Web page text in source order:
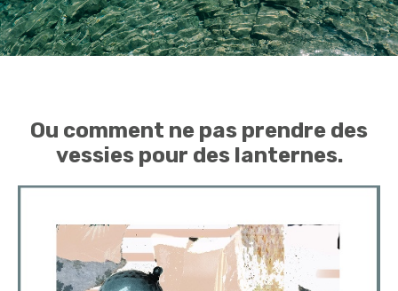
Ou comment ne pas prendre des
vessies pour des lanternes.